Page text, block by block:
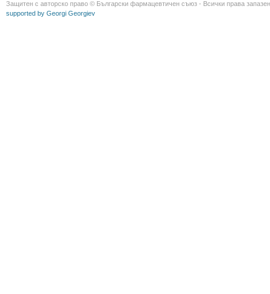
Защитен с авторско право © Български фармацевтичен съюз - Всички права
supported by Georgi Georgiev